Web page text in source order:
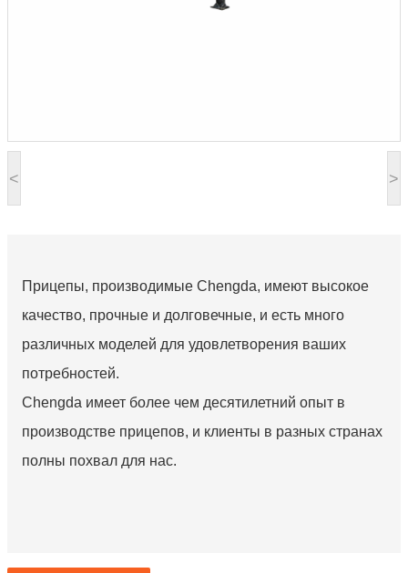
< >
Прицепы, производимые Chengda, имеют высокое
качество, прочные и долговечные, и есть много
различных моделей для удовлетворения ваших
потребностей.
Chengda имеет более чем десятилетний опыт в
производстве прицепов, и клиенты в разных странах
полны похвал для нас.